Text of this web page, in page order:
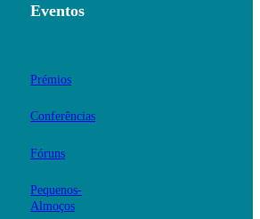
Eventos
Prémios
Conferências
Fóruns
Pequenos-
Almoços